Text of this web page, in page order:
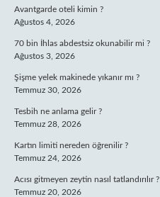
Avantgarde oteli kimin ?
Ağustos 4, 2026
70 bin İhlas abdestsiz okunabilir mi ?
Ağustos 3, 2026
Şişme yelek makinede yıkanır mı ?
Temmuz 30, 2026
Tesbih ne anlama gelir ?
Temmuz 28, 2026
Kartın limiti nereden öğrenilir ?
Temmuz 24, 2026
Acısı gitmeyen zeytin nasıl tatlandırılır ?
Temmuz 20, 2026